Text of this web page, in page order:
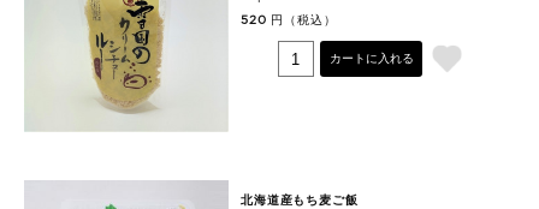
520 円（税込）
カートに入れる
北海道産もち麦ご飯